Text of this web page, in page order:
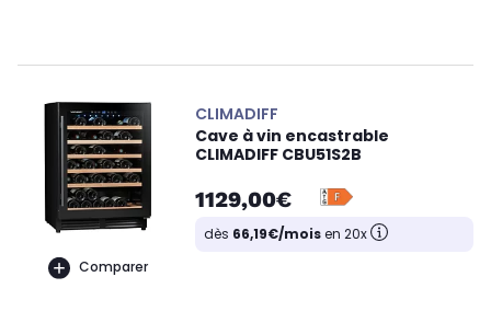
Comparer
CLIMADIFF
Cave à vin encastrable
CLIMADIFF CBU51S2B
1129,00€
dès 66,19€/moisen 20x